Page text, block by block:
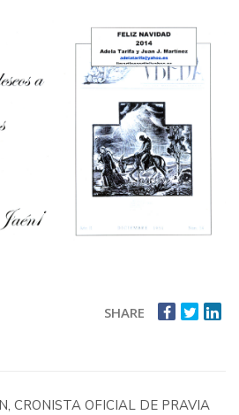
SHARE
CRONISTA OFICIAL DE PRAVIA